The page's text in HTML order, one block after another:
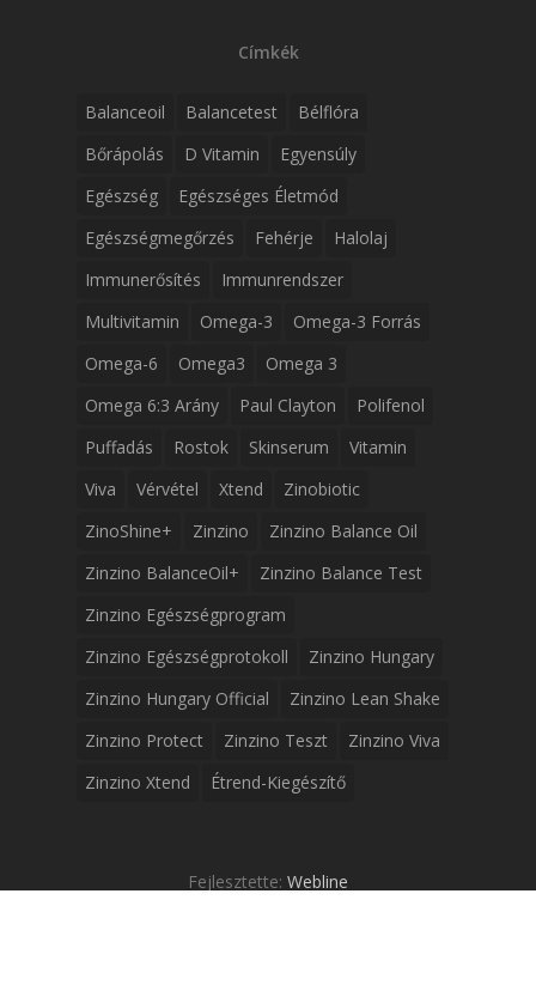
Címkék
Balanceoil Balancetest
Bélflóra
Bőrápolás
D Vitamin
Egyensúly
Egészség
Egészséges Életmód
Egészségmegőrzés
Fehérje
Halolaj
Immunerősítés
Immunrendszer
Multivitamin
Omega-3
Omega-3 Forrás
Omega-6
Omega3
Omega 3
Omega 6:3 Arány
Paul Clayton
Polifenol
Puffadás
Rostok Skinserum
Vitamin
Viva
Vérvétel Xtend
Zinobiotic
ZinoShine+
Zinzino
Zinzino Balance Oil
Zinzino BalanceOil+
Zinzino Balance Test
Zinzino Egészségprogram
Zinzino Egészségprotokoll
Zinzino Hungary
Zinzino Hungary Official
Zinzino Lean Shake
Zinzino Protect
Zinzino Teszt
Zinzino Viva
Zinzino Xtend
Étrend-Kiegészítő
Fejlesztette: Webline